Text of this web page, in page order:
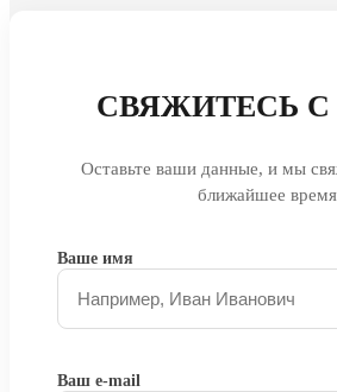
СВЯЖИТЕСЬ
Оставьте ваши данные, и мы
ближайшее время
Ваше имя
Ваш e-mail